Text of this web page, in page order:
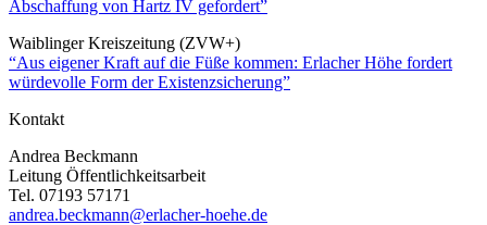
Abschaffung von Hartz IV gefordert”
Waiblinger Kreiszeitung (ZVW+)
“Aus eigener Kraft auf die Füße kommen: Erlacher Höhe fordert
würdevolle Form der Existenzsicherung”
Kontakt
Andrea Beckmann
Leitung Öffentlichkeitsarbeit
Tel. 07193 57171
andrea.beckmann@erlacher-hoehe.de